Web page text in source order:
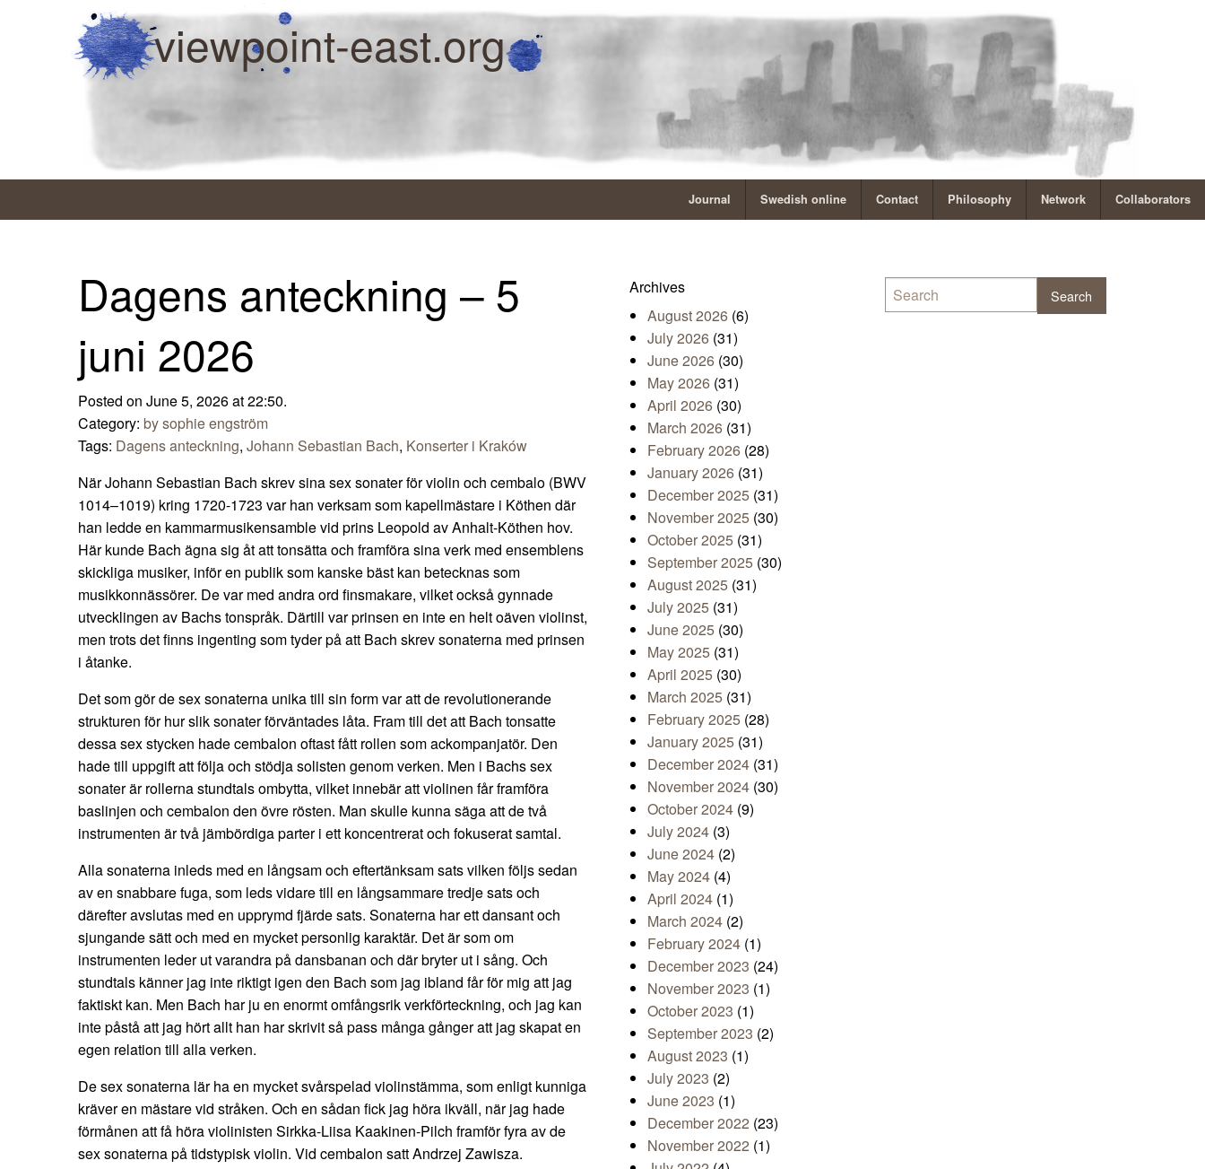
viewpoint-east.org
Journal Swedish online Contact Philosophy Network Collaborators
Dagens anteckning – 5
juni 2026
Posted on June 5, 2026 at 22:50.
Category: by sophie engström
Tags: Dagens anteckning, Johann Sebastian Bach, Konserter i Kraków
När Johann Sebastian Bach skrev sina sex sonater för violin och cembalo (BWV
1014–1019) kring 1720-1723 var han verksam som kapellmästare i Köthen där
han ledde en kammarmusikensamble vid prins Leopold av Anhalt-Köthen hov.
Här kunde Bach ägna sig åt att tonsätta och framföra sina verk med ensemblens
skickliga musiker, inför en publik som kanske bäst kan betecknas som
musikkonnässörer. De var med andra ord finsmakare, vilket också gynnade
utvecklingen av Bachs tonspråk. Därtill var prinsen en inte en helt oäven violinst,
men trots det finns ingenting som tyder på att Bach skrev sonaterna med prinsen
i åtanke.
Det som gör de sex sonaterna unika till sin form var att de revolutionerande
strukturen för hur slik sonater förväntades låta. Fram till det att Bach tonsatte
dessa sex stycken hade cembalon oftast fått rollen som ackompanjatör. Den
hade till uppgift att följa och stödja solisten genom verken. Men i Bachs sex
sonater är rollerna stundtals ombytta, vilket innebär att violinen får framföra
baslinjen och cembalon den övre rösten. Man skulle kunna säga att de två
instrumenten är två jämbördiga parter i ett koncentrerat och fokuserat samtal.
Alla sonaterna inleds med en långsam och eftertänksam sats vilken följs sedan
av en snabbare fuga, som leds vidare till en långsammare tredje sats och
därefter avslutas med en upprymd fjärde sats. Sonaterna har ett dansant och
sjungande sätt och med en mycket personlig karaktär. Det är som om
instrumenten leder ut varandra på dansbanan och där bryter ut i sång. Och
stundtals känner jag inte riktigt igen den Bach som jag ibland får för mig att jag
faktiskt kan. Men Bach har ju en enormt omfångsrik verkförteckning, och jag kan
inte påstå att jag hört allt han har skrivit så pass många gånger att jag skapat en
egen relation till alla verken.
De sex sonaterna lär ha en mycket svårspelad violinstämma, som enligt kunniga
kräver en mästare vid stråken. Och en sådan fick jag höra ikväll, när jag hade
förmånen att få höra violinisten Sirkka-Liisa Kaakinen-Pilch framför fyra av de
sex sonaterna på tidstypisk violin. Vid cembalon satt Andrzej Zawisza.
Archives
August 2026 (6)
July 2026 (31)
June 2026 (30)
May 2026 (31)
April 2026 (30)
March 2026 (31)
February 2026 (28)
January 2026 (31)
December 2025 (31)
November 2025 (30)
October 2025 (31)
September 2025 (30)
August 2025 (31)
July 2025 (31)
June 2025 (30)
May 2025 (31)
April 2025 (30)
March 2025 (31)
February 2025 (28)
January 2025 (31)
December 2024 (31)
November 2024 (30)
October 2024 (9)
July 2024 (3)
June 2024 (2)
May 2024 (4)
April 2024 (1)
March 2024 (2)
February 2024 (1)
December 2023 (24)
November 2023 (1)
October 2023 (1)
September 2023 (2)
August 2023 (1)
July 2023 (2)
June 2023 (1)
December 2022 (23)
November 2022 (1)